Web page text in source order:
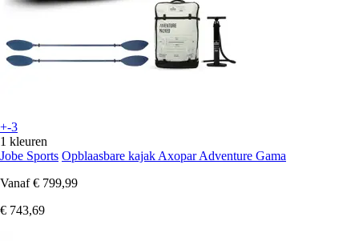
+-3
1 kleuren
Jobe Sports Opblaasbare kajak Axopar Adventure Gama
Vanaf € 799,99
€ 743,69